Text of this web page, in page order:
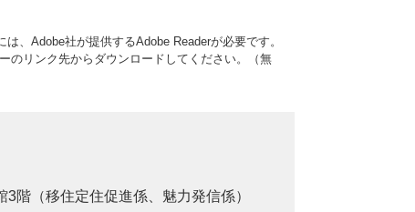
、Adobe社が提供するAdobe Readerが必要です。
のリンク先からダウンロードしてください。（無
（移住定住促進係、魅力発信係）